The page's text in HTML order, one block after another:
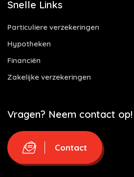
Snelle Links
Particuliere verzekeringen
Hypotheken
Financiën
Zakelijke verzekeringen
Vragen? Neem contact op!
Contact